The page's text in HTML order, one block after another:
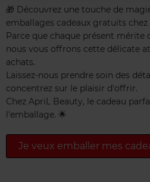
🎁 Découvrez une touche de
emballages cadeaux gratuits chez
Parce que chaque présent mérite
nous vous offrons cette délicate
achats.
Laissez-nous prendre soin des
concentrez sur le plaisir d'offrir.
Chez ApriL Beauty, le cadeau
l'emballage. 🌟
Je veux emballer mes